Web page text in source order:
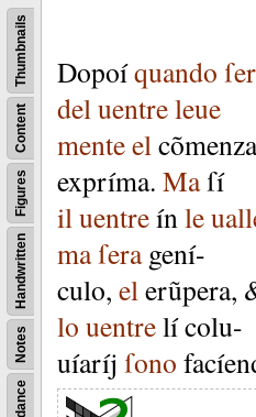
Notes
Handwritten
Figures
Content
Thumbnails
Dopoíquando
deluentreleue
menteelcõmenza
expríma. Maſí
iluentreínle
maſera gení-
culo, elerũpera,
lo uentrelícolu-
uíaríj ſono